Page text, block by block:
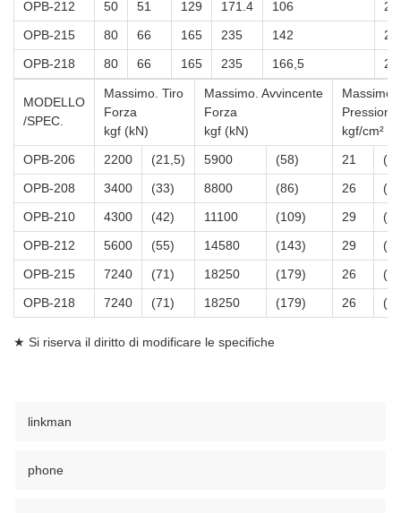
OPB-212 50 51 129 171.4 106
23
OPB-215
80 66 165 235 142
23
OPB-218
80 66 165 235 166,5
MODELLO
/SPEC.
Massimo. Tiro
Forza
kgf (kN)
Massimo. Avvincente
Forza
kgf (kN)
Massimo.
Pressione
kgf/cm²
OPB-206
2200 (21,5) 5900 (58) 21
OPB-208
3400 (33) 8800 (86) 26
OPB-210
4300 (42) 11100 (109) 29
OPB-212
5600 (55) 14580 (143) 29
OPB-215
7240 (71) 18250 (179) 26
OPB-218
7240 (71) 18250 (179) 26
★ Si riserva il diritto di modificare le specifiche